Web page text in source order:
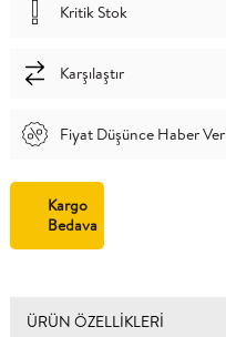
Kritik Stok
Karşılaştır
Fiyat Düşünce Haber Ver
Kargo
Bedava
ÜRÜN ÖZELLIKLERI